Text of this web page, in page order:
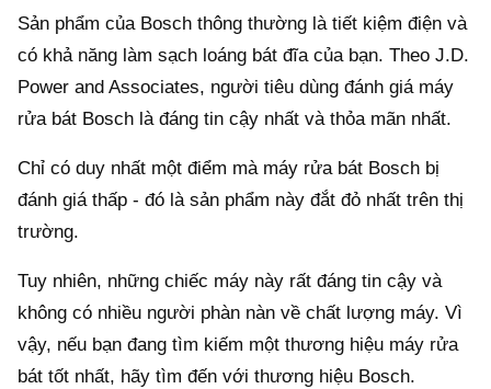
Sản phẩm của Bosch thông thường là tiết kiệm điện và
có khả năng làm sạch loáng bát đĩa của bạn. Theo J.D.
Power and Associates, người tiêu dùng đánh giá máy
rửa bát Bosch là đáng tin cậy nhất và thỏa mãn nhất.
Chỉ có duy nhất một điểm mà máy rửa bát Bosch bị
đánh giá thấp - đó là sản phẩm này đắt đỏ nhất trên thị
trường.
Tuy nhiên, những chiếc máy này rất đáng tin cậy và
không có nhiều người phàn nàn về chất lượng máy. Vì
vậy, nếu bạn đang tìm kiếm một thương hiệu máy rửa
bát tốt nhất, hãy tìm đến với thương hiệu Bosch.